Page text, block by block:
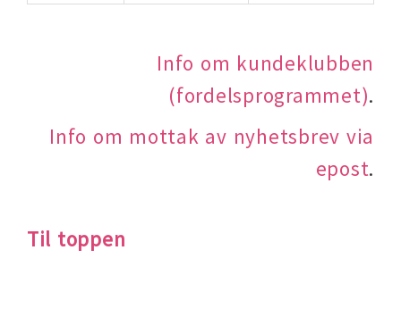
Info om kundeklubben
(fordelsprogrammet).
Info om mottak av nyhetsbrev via
epost.
Til toppen